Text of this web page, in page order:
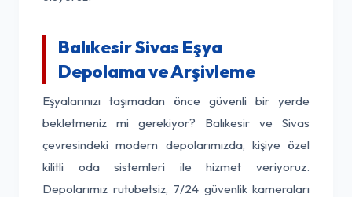
Balıkesir Sivas Eşya
Depolama ve Arşivleme
Eşyalarınızı taşımadan önce güvenli bir yerde
bekletmeniz mi gerekiyor? Balıkesir ve Sivas
çevresindeki modern depolarımızda, kişiye özel
kilitli oda sistemleri ile hizmet veriyoruz.
Depolarımız rutubetsiz, 7/24 güvenlik kameraları